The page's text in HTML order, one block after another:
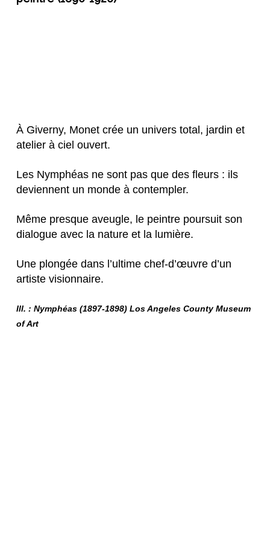
À Giverny, Monet crée un univers total, jardin et
atelier à ciel ouvert.
Les Nymphéas ne sont pas que des fleurs : ils
deviennent un monde à contempler.
Même presque aveugle, le peintre poursuit son
dialogue avec la nature et la lumière.
Une plongée dans l’ultime chef-d’œuvre d’un
artiste visionnaire.
Ill. : Nymphéas (1897-1898) Los Angeles County Museum
of Art